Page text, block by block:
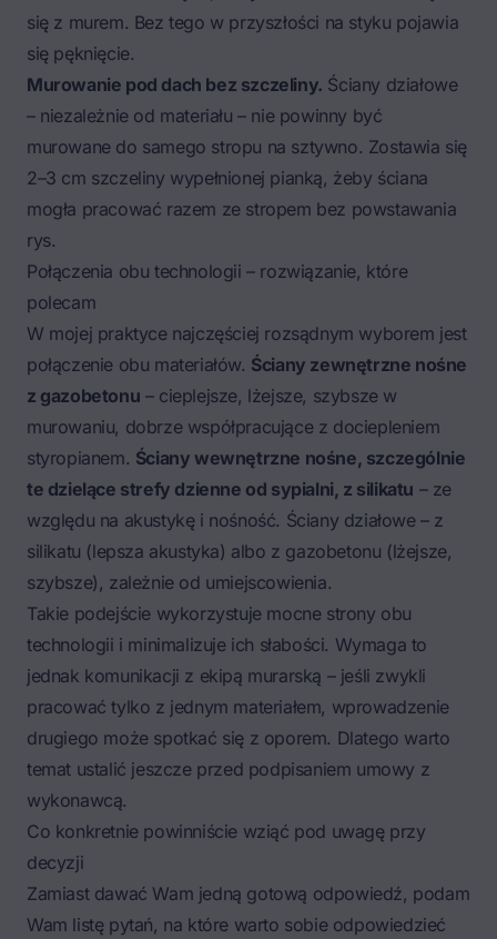
się z murem. Bez tego w przyszłości na styku pojawia
się pęknięcie.
Murowanie pod dach bez szczeliny. Ściany działowe
– niezależnie od materiału – nie powinny być
murowane do samego stropu na sztywno. Zostawia się
2–3 cm szczeliny wypełnionej pianką, żeby ściana
mogła pracować razem ze stropem bez powstawania
rys.
Połączenia obu technologii – rozwiązanie, które
polecam
W mojej praktyce najczęściej rozsądnym wyborem jest
połączenie obu materiałów. Ściany zewnętrzne nośne
z gazobetonu – cieplejsze, lżejsze, szybsze w
murowaniu, dobrze współpracujące z dociepleniem
styropianem. Ściany wewnętrzne nośne, szczególnie
te dzielące strefy dzienne od sypialni, z silikatu – ze
względu na akustykę i nośność. Ściany działowe – z
silikatu (lepsza akustyka) albo z gazobetonu (lżejsze,
szybsze), zależnie od umiejscowienia.
Takie podejście wykorzystuje mocne strony obu
technologii i minimalizuje ich słabości. Wymaga to
jednak komunikacji z ekipą murarską – jeśli zwykli
pracować tylko z jednym materiałem, wprowadzenie
drugiego może spotkać się z oporem. Dlatego warto
temat ustalić jeszcze przed podpisaniem umowy z
wykonawcą.
Co konkretnie powinniście wziąć pod uwagę przy
decyzji
Zamiast dawać Wam jedną gotową odpowiedź, podam
Wam listę pytań, na które warto sobie odpowiedzieć